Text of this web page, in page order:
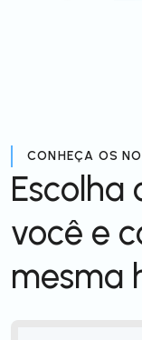
CONHEÇA OS
Escolha
você e
mesma